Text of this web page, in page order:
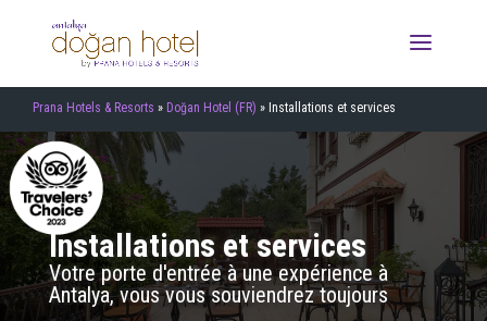
Prana Hotels & Resorts » Doğan Hotel (FR) » Installations et services
Installations et services
Votre porte d'entrée à une expérience à
Antalya, vous vous souviendrez toujours